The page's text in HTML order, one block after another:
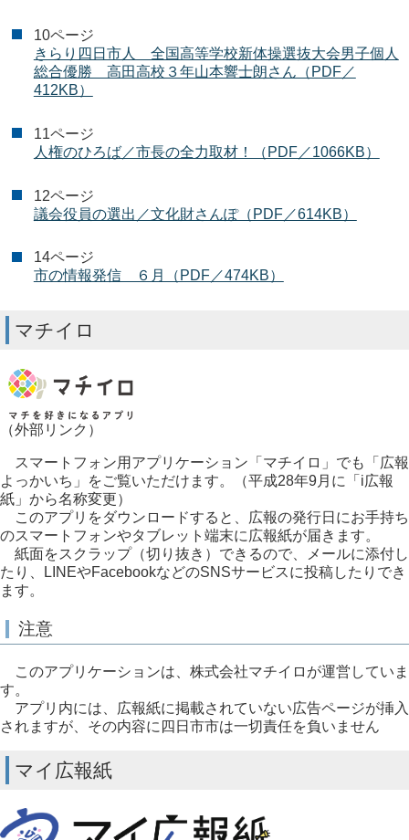
10ページ
きらり四日市人 全国高等学校新体操選抜大会男子個人
総合優勝 高田高校３年山本響士朗さん（PDF／
412KB）
11ページ
人権のひろば／市長の全力取材！（PDF／1066KB）
12ページ
議会役員の選出／文化財さんぽ（PDF／614KB）
14ページ
市の情報発信 ６月（PDF／474KB）
マチイロ
（外部リンク）
スマートフォン用アプリケーション「マチイロ」でも「広報
よっかいち」をご覧いただけます。（平成28年9月に「i広報
紙」から名称変更）
このアプリをダウンロードすると、広報の発行日にお手持ち
のスマートフォンやタブレット端末に広報紙が届きます。
紙面をスクラップ（切り抜き）できるので、メールに添付し
たり、LINEやFacebookなどのSNSサービスに投稿したりでき
ます。
注意
このアプリケーションは、株式会社マチイロが運営していま
す。
アプリ内には、広報紙に掲載されていない広告ページが挿入
されますが、その内容に四日市市は一切責任を負いません
マイ広報紙